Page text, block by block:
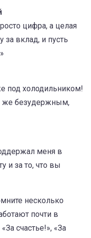
цифра, а целая
за вклад, и пусть
под холодильником!
же безудержным,
меня в
и за то, что вы
несколько
почти в
счастье!», «За